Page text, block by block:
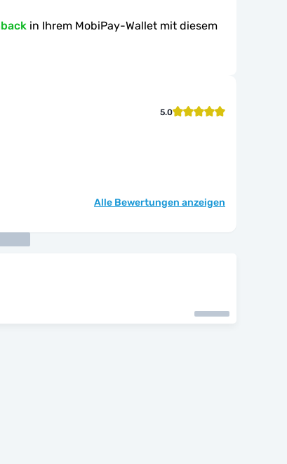
in Ihrem MobiPay-Wallet mit diesem
5.0
Alle Bewertungen anzeigen